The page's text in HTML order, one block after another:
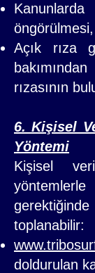
öngörülmesi,
Açık rıza
rızasının
6. Kişisel
Yöntemi
Kişisel
toplanabilir:
doldurulan